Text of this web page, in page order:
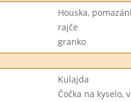
Houska,
rajče
granko
Kulajda
Čočka na kyselo,